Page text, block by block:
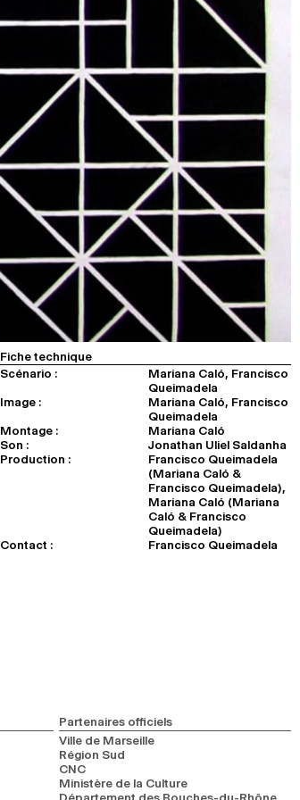
Fiche technique
Scénario :
Mariana Caló, Francisco
Queimadela
Image :
Mariana Caló, Francisco
Queimadela
Montage :
Mariana Caló
Son :
Jonathan Uliel Saldanha
Production :
Francisco Queimadela
(Mariana Caló &
Francisco Queimadela),
Mariana Caló (Mariana
Caló & Francisco
Queimadela)
Contact :
Francisco Queimadela
Partenaires officiels
Ville de Marseille
Région Sud
CNC
Ministère de la Culture